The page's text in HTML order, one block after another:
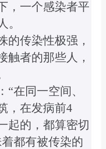
，一个感染者平
。
传染性极强，
触者的那些人，
同一空间、
，在发病前4
起的，都算密切
都有被传染的